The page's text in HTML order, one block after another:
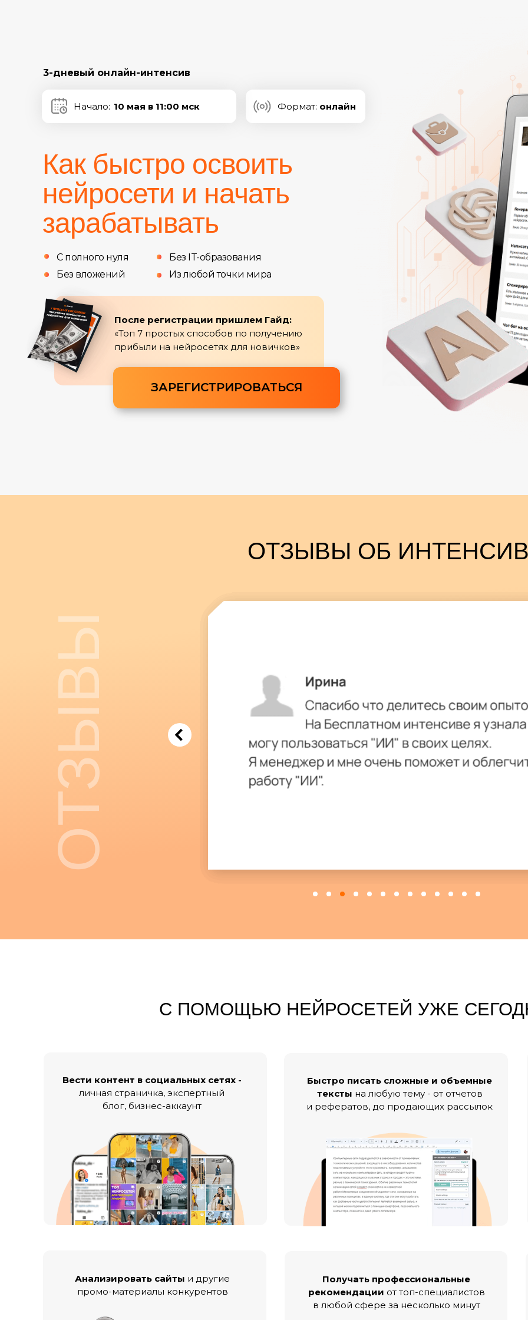
3-дневый онлайн-интенсив
Формат: онлайн
Начало:
С полного нуля
Без вложений
10 мая в 11:00 мск
После регистрации пришлем Гайд:
«Топ 7 простых способов по получению
прибыли на нейросетях для новичков»
Как быстро освоить
нейросети и начать
зарабатывать
Без IT-образования
Из любой точки мира
ЗАРЕГИСТРИРОВАТЬСЯ
ОТЗЫВЫ
ОТЗЫВЫ ОБ
С ПОМОЩЬЮ НЕЙРОСЕТЕЙ УЖЕ
Вести контент в социальных сетях -
личная страничка, экспертный
блог, бизнес-аккаунт
Быстро писать сложные и объемные
тексты на любую тему - от отчетов
и рефератов, до продающих рассылок
Анализировать сайты и другие
промо-материалы конкурентов
Получать профессиональные
рекомендации от топ-специалистов
в любой сфере за несколько минут
Вести контент в социальных сетях -
личная страничка, экспертный блог,
Быстро писать сложные
на любую тему
отчетов и рефератов, до продающих
рассылок